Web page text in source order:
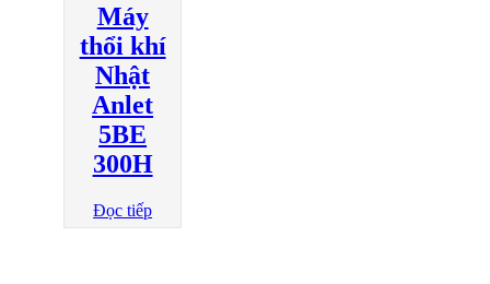
Máy
thổi khí
Nhật
Anlet
5BE
300H
Đọc tiếp